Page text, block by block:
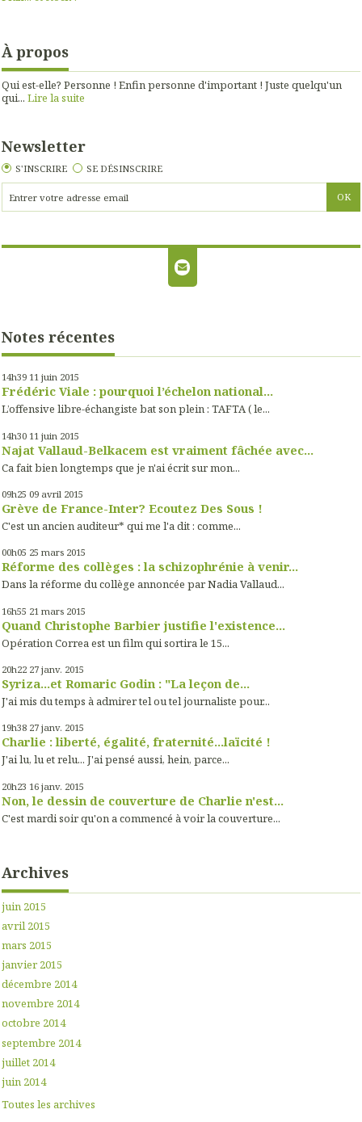
À propos
Qui est-elle? Personne ! Enfin personne d'important ! Juste quelqu'un
qui... Lire la suite
Newsletter
S'INSCRIRE SE DÉSINSCRIRE
Notes récentes
14h39 11 juin 2015
Frédéric Viale : pourquoi l’échelon national...
L’offensive libre-échangiste bat son plein : TAFTA ( le...
14h30 11 juin 2015
Najat Vallaud-Belkacem est vraiment fâchée avec...
Ca fait bien longtemps que je n'ai écrit sur mon...
09h25 09 avril 2015
Grève de France-Inter? Ecoutez Des Sous !
C'est un ancien auditeur* qui me l'a dit : comme...
00h05 25 mars 2015
Réforme des collèges : la schizophrénie à venir...
Dans la réforme du collège annoncée par Nadia Vallaud...
16h55 21 mars 2015
Quand Christophe Barbier justifie l'existence...
Opération Correa est un film qui sortira le 15...
20h22 27 janv. 2015
Syriza...et Romaric Godin : "La leçon de...
J'ai mis du temps à admirer tel ou tel journaliste pour...
19h38 27 janv. 2015
Charlie : liberté, égalité, fraternité...laïcité !
J'ai lu, lu et relu... J'ai pensé aussi, hein, parce...
20h23 16 janv. 2015
Non, le dessin de couverture de Charlie n'est...
C'est mardi soir qu'on a commencé à voir la couverture...
Archives
juin 2015
avril 2015
mars 2015
janvier 2015
décembre 2014
novembre 2014
octobre 2014
septembre 2014
juillet 2014
juin 2014
Toutes les archives